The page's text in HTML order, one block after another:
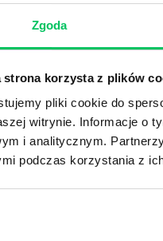
Zgoda
strona korzysta z plików
pliki cookie do
witrynie. Informacje o
i analitycznym.
podczas korzystania z
w